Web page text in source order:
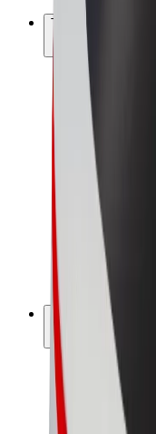
Termékek
Utazás
Rollerek
Bolt Market
Bolt Food
Bolt Drive
Bolt cégeknek
E-kerékpárok
Bolt Plus
Keress a Bolttal
Sofőrök
Sofőr kereset
Futárok